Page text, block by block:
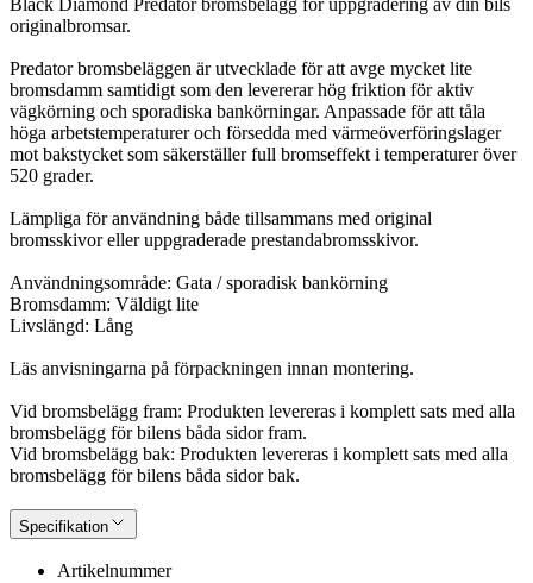
originalbromsar.
Predator bromsbeläggen är utvecklade för att avge mycket lite
bromsdamm samtidigt som den levererar hög friktion för aktiv
vägkörning och sporadiska bankörningar. Anpassade för att tåla
höga arbetstemperaturer och försedda med värmeöverföringslager
mot bakstycket som säkerställer full bromseffekt i temperaturer över
520 grader.
Lämpliga för användning både tillsammans med original
bromsskivor eller uppgraderade prestandabromsskivor.
Användningsområde: Gata / sporadisk bankörning
Bromsdamm: Väldigt lite
Livslängd: Lång
Läs anvisningarna på förpackningen innan montering.
Vid bromsbelägg fram: Produkten levereras i komplett sats med alla
bromsbelägg för bilens båda sidor fram.
Vid bromsbelägg bak: Produkten levereras i komplett sats med alla
bromsbelägg för bilens båda sidor bak.
Specifikation
Artikelnummer